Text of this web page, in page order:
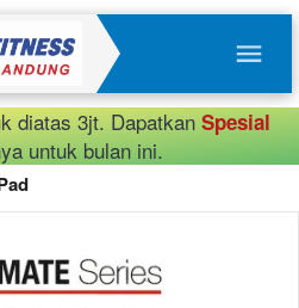
diatas 3jt. Dapatkan Spesial
untuk bulan ini.